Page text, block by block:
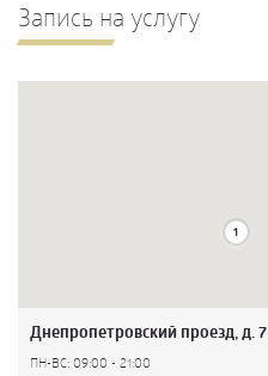
Запись на услугу
Днепропетровский проезд, д. 7
ПН-ВС: 09:00 - 21:00